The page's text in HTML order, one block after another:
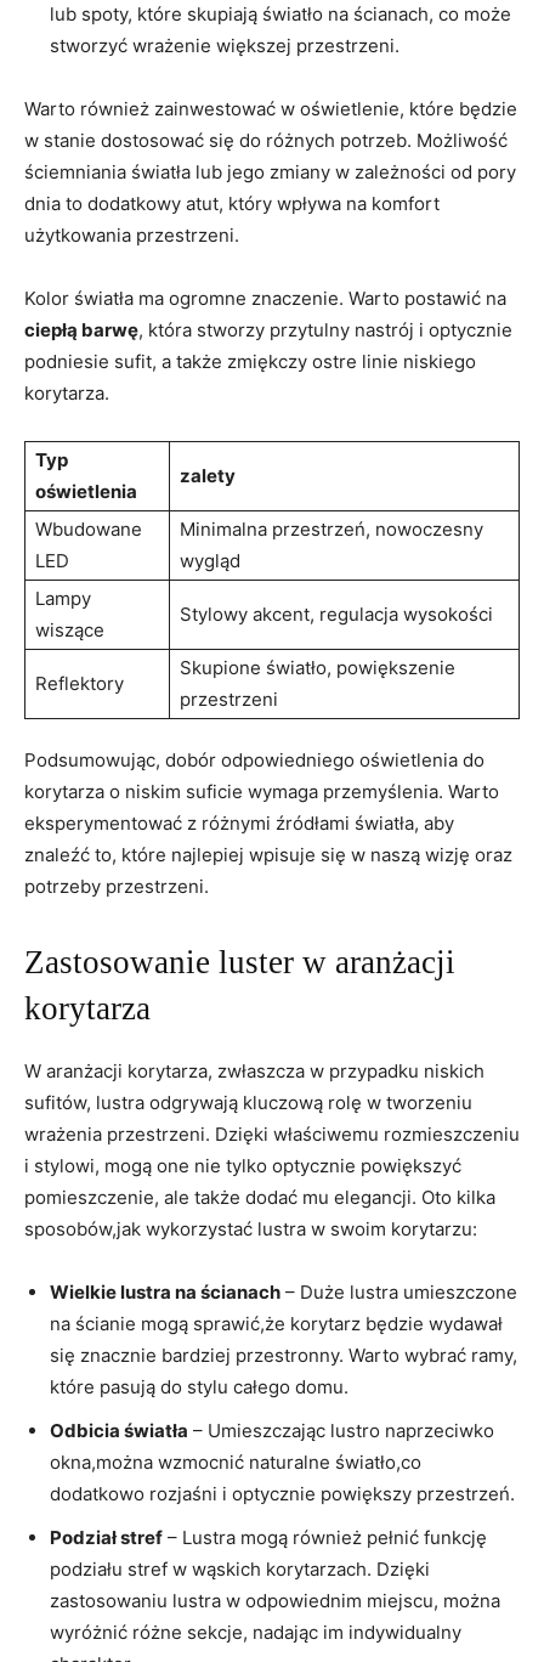
lub spoty, które skupiają światło na ścianach, co może
stworzyć wrażenie większej przestrzeni.
Warto również zainwestować w oświetlenie, które będzie
w stanie dostosować się do różnych potrzeb. Możliwość
ściemniania światła lub jego zmiany w zależności od pory
dnia to dodatkowy atut, który wpływa na komfort
użytkowania przestrzeni.
Kolor światła ma ogromne znaczenie. Warto postawić na
ciepłą barwę, która stworzy przytulny nastrój i optycznie
podniesie sufit, a także zmiękczy ostre linie niskiego
korytarza.
Typ
oświetlenia
zalety
Wbudowane
LED
Minimalna przestrzeń, nowoczesny
wygląd
Lampy
wiszące
Stylowy akcent, regulacja wysokości
Reflektory
Skupione światło, powiększenie
przestrzeni
Podsumowując, dobór odpowiedniego oświetlenia do
korytarza o niskim suficie wymaga przemyślenia. Warto
eksperymentować z różnymi źródłami światła, aby
znaleźć to, które najlepiej wpisuje się w naszą wizję oraz
potrzeby przestrzeni.
Zastosowanie luster w aranżacji
korytarza
W aranżacji korytarza, zwłaszcza w przypadku niskich
sufitów, lustra odgrywają kluczową rolę w tworzeniu
wrażenia przestrzeni. Dzięki właściwemu rozmieszczeniu
i stylowi, mogą one nie tylko optycznie powiększyć
pomieszczenie, ale także dodać mu elegancji. Oto kilka
sposobów,jak wykorzystać lustra w swoim korytarzu:
Wielkie lustra na ścianach – Duże lustra umieszczone
na ścianie mogą sprawić,że korytarz będzie wydawał
się znacznie bardziej przestronny. Warto wybrać ramy,
które pasują do stylu całego domu.
Odbicia światła – Umieszczając lustro naprzeciwko
okna,można wzmocnić naturalne światło,co
dodatkowo rozjaśni i optycznie powiększy przestrzeń.
Podział stref – Lustra mogą również pełnić funkcję
podziału stref w wąskich korytarzach. Dzięki
zastosowaniu lustra w odpowiednim miejscu, można
wyróżnić różne sekcje, nadając im indywidualny